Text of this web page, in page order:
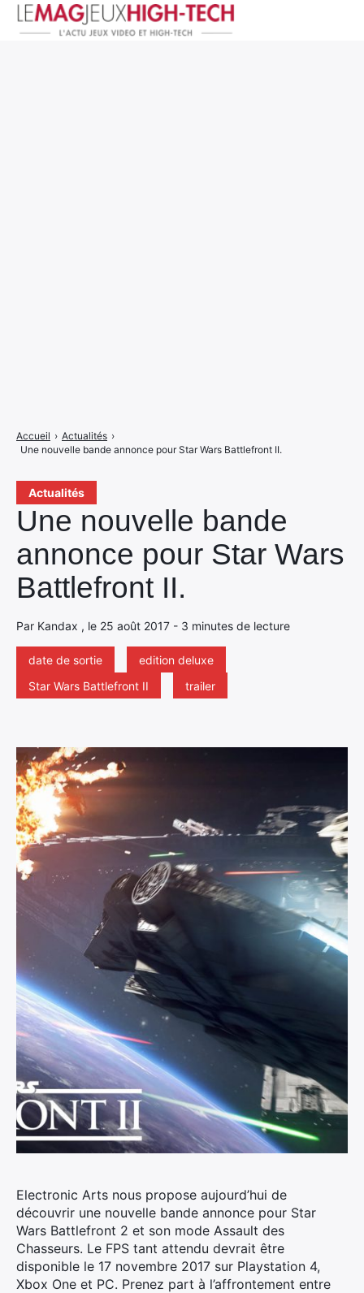
Actualités
Une nouvelle bande
annonce pour Star Wars
Battlefront II.
Par Kandax , le 25 août 2017 - 3 minutes de lecture
date de sortie
edition deluxe
Star Wars Battlefront II
trailer
Accueil › Actualités ›
Une nouvelle bande annonce pour Star Wars Battlefront II.
Electronic Arts nous propose aujourd’hui de
découvrir une nouvelle bande annonce pour Star
Wars Battlefront 2 et son mode Assault des
Chasseurs. Le FPS tant attendu devrait être
disponible le 17 novembre 2017 sur Playstation 4,
Xbox One et PC. Prenez part à l’affrontement entre